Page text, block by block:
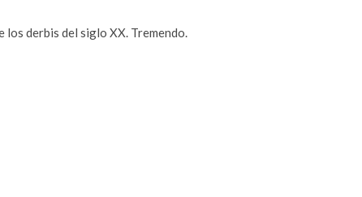
derbis del siglo XX. Tremendo.